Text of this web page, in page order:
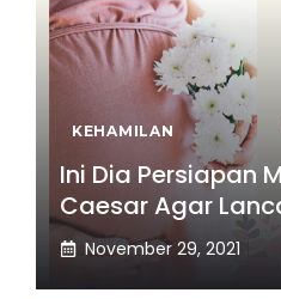
KEHAMILAN
Ini Dia Persiapan
Caesar Agar
November 29, 2021